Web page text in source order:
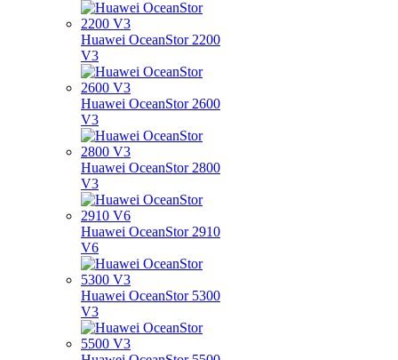
Huawei OceanStor 2200
V3
Huawei OceanStor 2600
V3
Huawei OceanStor 2800
V3
Huawei OceanStor 2910
V6
Huawei OceanStor 5300
V3